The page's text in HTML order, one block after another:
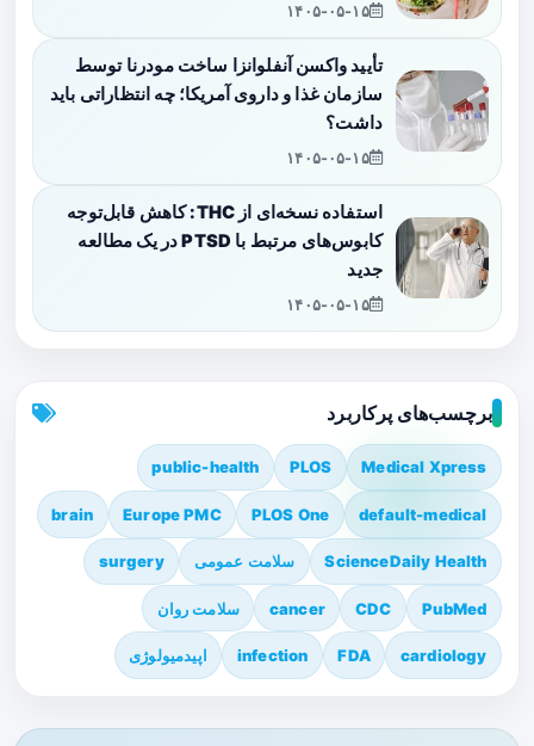
۱۴۰۵-۰۵-۱۵
تأیید واکسن آنفلوانزا ساخت مودرنا توسط
سازمان غذا و داروی آمریکا؛ چه انتظاراتی باید
داشت؟
۱۴۰۵-۰۵-۱۵
استفاده نسخه‌ای از THC: کاهش قابل‌توجه
کابوس‌های مرتبط با PTSD در یک مطالعه
جدید
۱۴۰۵-۰۵-۱۵
برچسب‌های پرکاربرد
Medical Xpress
PLOS
public-health
default-medical
PLOS One
Europe PMC
brain
ScienceDaily Health سلامت عمومی surgery
PubMed
CDC
cancer سلامت روان
cardiology
FDA
infection اپیدمیولوژی